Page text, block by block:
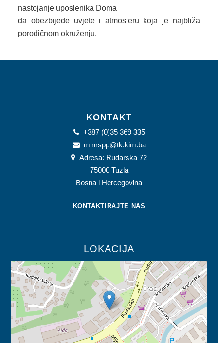
nastojanje uposlenika Doma
da obezbijede uvjete i atmosferu koja je najbliža
porodičnom okruženju.
KONTAKT
+387 (0)35 369 335
minrspp@tk.kim.ba
Adresa: Rudarska 72
75000 Tuzla
Bosna i Hercegovina
KONTAKTIRAJTE NAS
LOKACIJA